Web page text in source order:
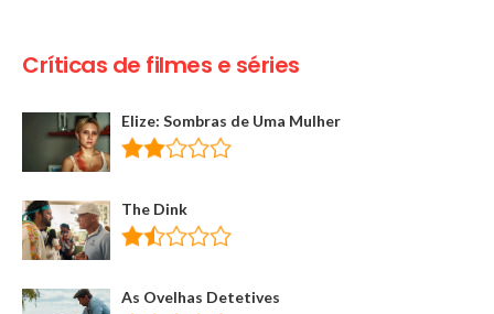
Críticas de filmes e séries
Elize: Sombras de Uma Mulher
The Dink
As Ovelhas Detetives